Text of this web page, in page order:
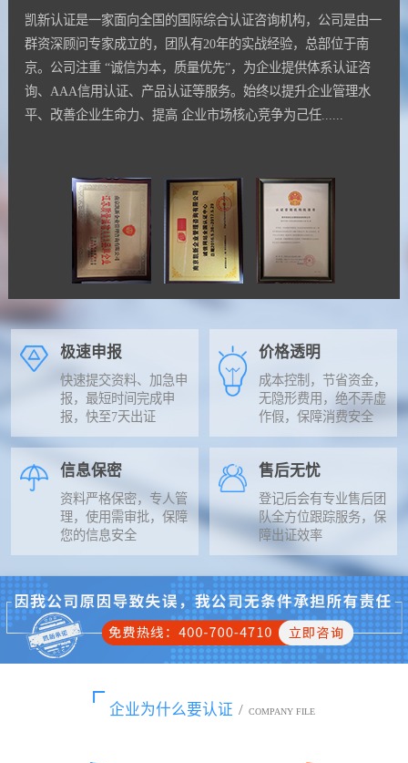
凯新认证是一家面向全国的国际综合认证咨询机构，公司是由一
群资深顾问专家成立的，团队有20年的实战经验，总部位于南
京。公司注重 “诚信为本，质量优先”，为企业提供体系认证咨
询、AAA信用认证、产品认证等服务。始终以提升企业管理水
平、改善企业生命力、提高 企业市场核心竞争为己任......
极速申报
快速提交资料、加急申
报，最短时间完成申
报，快至7天出证
价格透明
成本控制，节省资金，
无隐形费用，绝不弄虚
作假，保障消费安全
信息保密
资料严格保密，专人管
理，使用需审批，保障
您的信息安全
售后无忧
登记后会有专业售后团
队全方位跟踪服务，保
障出证效率
企业为什么要认证 / COMPANY FILE